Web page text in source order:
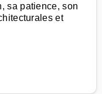
sa patience, son
et